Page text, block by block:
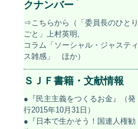
クナンバー
⇒こちらから（「委員長のひとり
ごと」上村英明,
コラム「ソーシャル・ジャスティ
ス雑感」 ほか）
ＳＪＦ書籍・文献情報
●『民主主義をつくるお金』（発
行2015年10月31日）
●『日本で生かそう！国連人権勧